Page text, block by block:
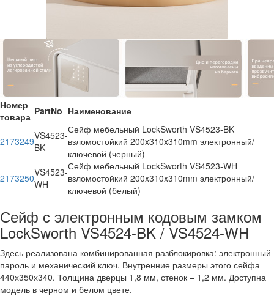
Номер
товара PartNo Наименование
2173249VS4523-
BK
Сейф мебельный LockSworth VS4523-BK
взломостойкий 200x310x310mm электронный/
ключевой (черный)
2173250VS4523-
WH
Сейф мебельный LockSworth VS4523-WH
взломостойкий 200x310x310mm электронный/
ключевой (белый)
Сейф с электронным кодовым замком
LockSworth VS4524-BK / VS4524-WH
Здесь реализована комбинированная разблокировка: электронный
пароль и механический ключ. Внутренние размеры этого сейфа
440х350х340. Толщина дверцы 1,8 мм, стенок – 1,2 мм. Доступна
модель в черном и белом цвете.